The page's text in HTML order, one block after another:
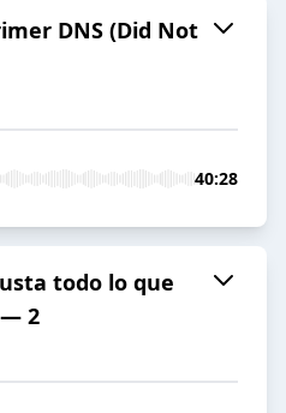
DNS (Did Not
40:28
todo lo que
2